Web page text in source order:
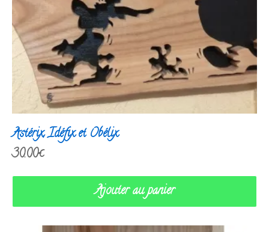
Astérix, Idéfix et Obélix
30.00€
Ajouter au panier